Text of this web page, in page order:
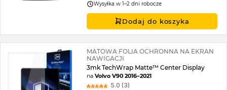
Wysyłka w 1–2 dni robocze
Dodaj do koszyka
MATOWA FOLIA OCHRONNA NA EKRAN
NAWIGACJI
3mk TechWrap Matte™ Center Display
naVolvo V90 2016–2021
5.0 (3)